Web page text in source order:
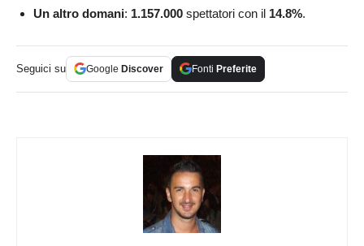
Un altro domani: 1.157.000 spettatori con il 14.8%.
Seguici su Google Discover Fonti Preferite